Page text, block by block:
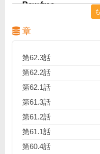
～ Raw free
しかしその胸には、究
なる野心を秘められてい
章
第62.3話
第62.2話
第62.1話
第61.3話
第61.2話
第61.1話
第60.4話